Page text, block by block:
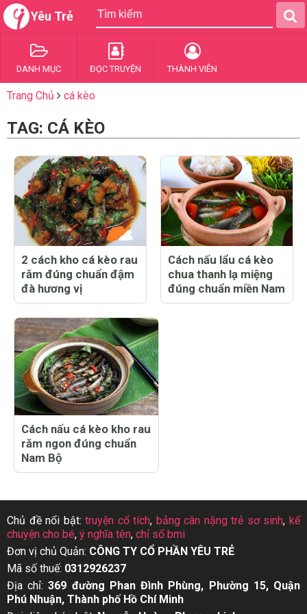
Yêu Trẻ
DANH MỤC ĐỌC TRUYỆN THÀNH VIÊN
Trang Chủ cá kèo
TAG: CÁ KÈO
2 cách kho cá kèo rau
răm đúng chuẩn đậm
đà hương vị
Cách nấu lẩu cá kèo
chua thanh lạ miệng
đúng chuẩn miền Nam
Cách nấu cá kèo kho rau
răm ngon đúng chuẩn
Nam Bộ
Chủ đề nổi bật:truyện cổ tích, bảng cân nặng trẻ sơ sinh, kể
chuyện cho bé, ý nghĩa tên, chỉ số bmi
Đơn vị chủ Quản: CÔNG TY CỔ PHẦN YÊU TRẺ
Mã số thuế: 0312926237
Địa chỉ:369 đường Phan Đình Phùng, Phường 15, Quận
Phú Nhuận, Thành phố Hồ Chí Minh